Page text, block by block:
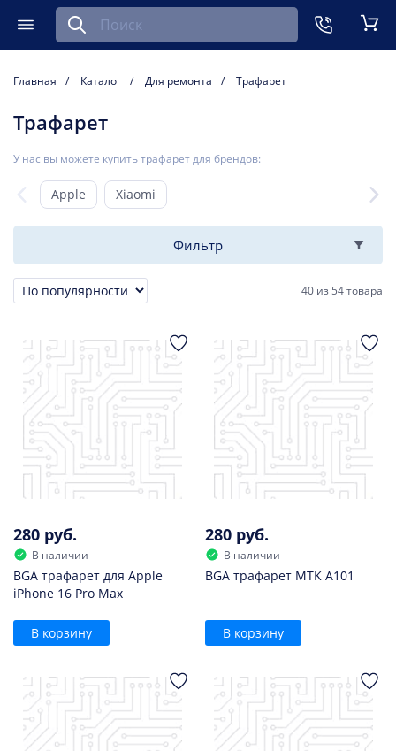
Меню
Найти запчасть для мобильного устройства
Главная Каталог Для ремонта Трафарет
Трафарет
У нас вы можете купить трафарет для брендов:
Apple Xiaomi
Фильтр
Сортировка 40 из 54 товара
280 руб.
В наличии
BGA трафарет для Apple
iPhone 16 Pro Max
В корзину
280 руб.
В наличии
BGA трафарет MTK A101
В корзину